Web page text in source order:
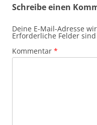
Schreibe einen
Deine E-Mail-Adresse
Erforderliche Felder
Kommentar *